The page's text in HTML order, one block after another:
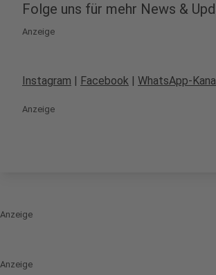
Anzeige
Folge uns für mehr News &
Anzeige
Instagram | Facebook | WhatsApp-
Anzeige
Anzeige